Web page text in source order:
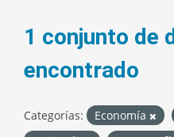
1 conjunto de
encontrado
Categorías: Economía